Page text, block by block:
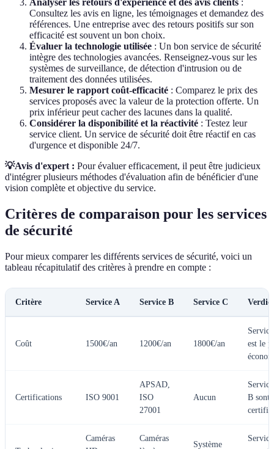
Analyser les retours d'expérience et des avis clients :
Consultez les avis en ligne, les témoignages et demandez des
références. Une entreprise avec des retours positifs sur son
efficacité est souvent un bon choix.
Évaluer la technologie utilisée : Un bon service de sécurité
intègre des technologies avancées. Renseignez-vous sur les
systèmes de surveillance, de détection d'intrusion ou de
traitement des données utilisées.
Mesurer le rapport coût-efficacité : Comparez le prix des
services proposés avec la valeur de la protection offerte. Un
prix inférieur peut cacher des lacunes dans la qualité.
Considérer la disponibilité et la réactivité : Testez leur
service client. Un service de sécurité doit être réactif en cas
d'urgence et disponible 24/7.
💡Avis d'expert : Pour évaluer efficacement, il peut être judicieux
d'intégrer plusieurs méthodes d'évaluation afin de bénéficier d'une
vision complète et objective du service.
Critères de comparaison pour les services
de sécurité
Pour mieux comparer les différents services de sécurité, voici un
tableau récapitulatif des critères à prendre en compte :
Critère Service A Service B Service C Verdict
Coût 1500€/an 1200€/an 1800€/an
est le
Certifications ISO 9001
APSAD,
ISO
27001
Aucun
B sont
Caméras
Caméras
Système